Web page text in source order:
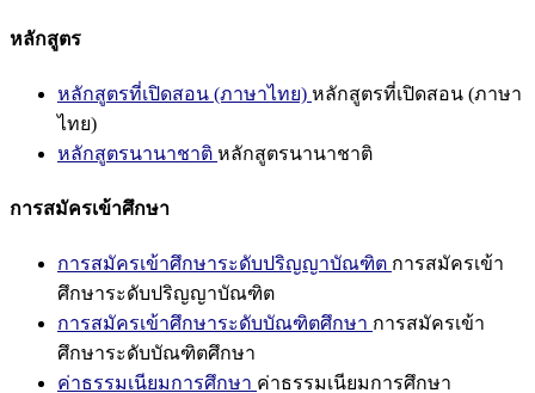
หลักสูตร
หลักสูตรที่เปิดสอน (ภาษาไทย) หลักสูตรที่เปิดสอน (ภาษา
ไทย)
หลักสูตรนานาชาติ หลักสูตรนานาชาติ
การสมัครเข้าศึกษา
การสมัครเข้าศึกษาระดับปริญญาบัณฑิต การสมัครเข้า
ศึกษาระดับปริญญาบัณฑิต
การสมัครเข้าศึกษาระดับบัณฑิตศึกษา การสมัครเข้า
ศึกษาระดับบัณฑิตศึกษา
ค่าธรรมเนียมการศึกษา ค่าธรรมเนียมการศึกษา